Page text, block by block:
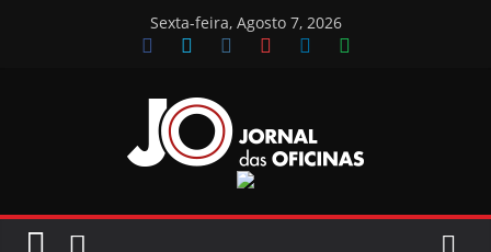
Sexta-feira, Agosto 7, 2026
Jornal
das